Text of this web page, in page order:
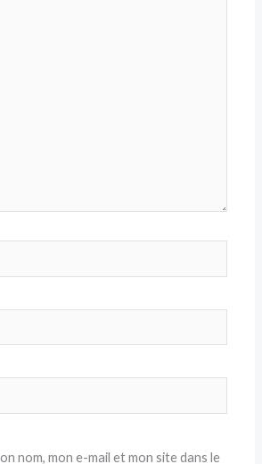
nom, mon e-mail et mon site dans le